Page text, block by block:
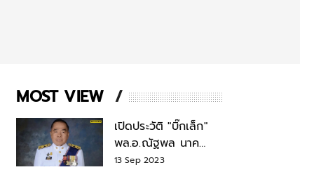
MOST VIEW
เปิดประวัติ "บิ๊กเล็ก"
พล.อ.ณัฐพล นาค
พาณิชย์ จากเลขาฯ
13 Sep 2023